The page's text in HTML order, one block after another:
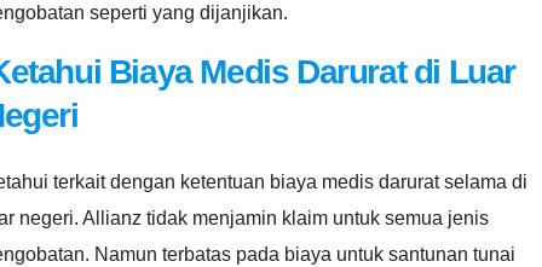
seperti yang dijanjikan.
Biaya Medis Darurat di Luar
terkait dengan ketentuan biaya medis darurat selama di
negeri. Allianz tidak menjamin klaim untuk semua jenis
Namun terbatas pada biaya untuk santunan tunai